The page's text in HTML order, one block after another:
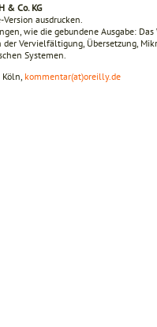
& Co. KG
ausdrucken.
wie die gebundene Ausgabe:
Vervielfältigung, Übersetzung,
Systemen.
kommentar(at)oreilly.de